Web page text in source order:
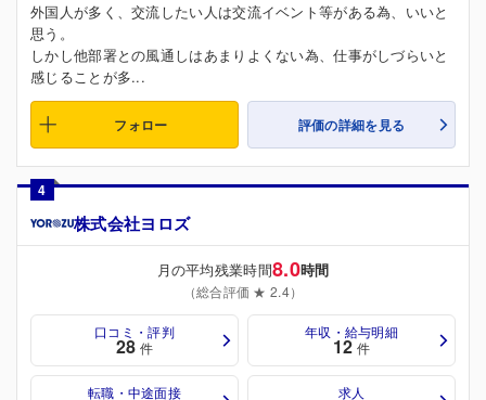
外国人が多く、交流したい人は交流イベント等がある為、いいと
思う。
しかし他部署との風通しはあまりよくない為、仕事がしづらいと
感じることが多...
フォロー 評価の詳細を見る
4
株式会社ヨロズ
月の平均残業時間8.0時間
（総合評価 ★ 2.4）
口コミ・評判
28 件
年収・給与明細
12 件
転職・中途面接 求人